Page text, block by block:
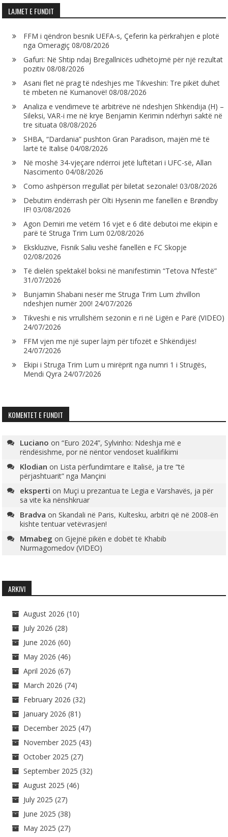
LAJMET E FUNDIT
FFM i qëndron besnik UEFA-s, Çeferin ka përkrahjen e plotë
nga Omeragiç 08/08/2026
Gafuri: Në Shtip ndaj Bregallnicës udhëtojmë për një rezultat
pozitiv 08/08/2026
Asani flet në prag të ndeshjes me Tikveshin: Tre pikët duhet
të mbeten në Kumanovë! 08/08/2026
Analiza e vendimeve të arbitrëve në ndeshjen Shkëndija (H) –
Sileksi, VAR-i me në krye Benjamin Kerimin ndërhyri saktë në
tre situata 08/08/2026
SHBA, “Dardania” pushton Gran Paradison, majën më të
lartë të Italisë 04/08/2026
Në moshë 34-vjeçare ndërroi jetë luftëtari i UFC-së, Allan
Nascimento 04/08/2026
Como ashpërson rregullat për biletat sezonale! 03/08/2026
Debutim ëndërrash për Olti Hysenin me fanellën e Brøndby
IF! 03/08/2026
Agon Demiri me vetëm 16 vjet e 6 ditë debutoi me ekipin e
parë të Struga Trim Lum 02/08/2026
Ekskluzive, Fisnik Saliu veshë fanellën e FC Skopje
02/08/2026
Të dielën spektakël boksi në manifestimin “Tetova N’festë”
31/07/2026
Bunjamin Shabani nesër me Struga Trim Lum zhvillon
ndeshjen numër 200! 24/07/2026
Tikveshi e nis vrrullshëm sezonin e ri në Ligën e Parë (VIDEO)
24/07/2026
FFM vjen me një super lajm për tifozët e Shkëndijës!
24/07/2026
Ekipi i Struga Trim Lum u mirëprit nga numri 1 i Strugës,
Mendi Qyra 24/07/2026
KOMENTET E FUNDIT
Luciano on“Euro 2024”, Sylvinho: Ndeshja më e
rëndësishme, por në nëntor vendoset kualifikimi
Klodian on Lista përfundimtare e Italisë, ja tre “të
përjashtuarit” nga Mançini
eksperti on Muçi u prezantua te Legia e Varshavës, ja për
sa vite ka nënshkruar
Bradva onSkandali në Paris, Kultesku, arbitri që në 2008-ën
kishte tentuar vetëvrasjen!
Mmabeg onGjejnë pikën e dobët të Khabib
Nurmagomedov (VIDEO)
ARKIVI
August 2026 (10)
July 2026 (28)
June 2026 (60)
May 2026 (46)
April 2026 (67)
March 2026 (74)
February 2026 (32)
January 2026 (81)
December 2025 (47)
November 2025 (43)
October 2025 (27)
September 2025 (32)
August 2025 (46)
July 2025 (27)
June 2025 (38)
May 2025 (27)